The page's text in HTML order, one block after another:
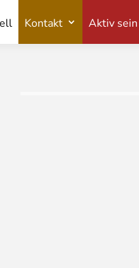
Kontakt Aktiv sein
Kontakt Aktiv sein